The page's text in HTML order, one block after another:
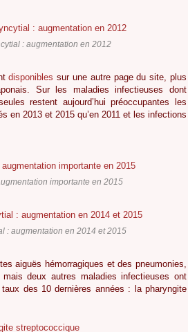
: augmentation en 2012
disponibles sur une autre page du site, plus
Sur les maladies infectieuses dont
restent aujourd’hui préoccupantes les
en 2013 et 2015 qu’en 2011 et les infections
importante en 2015
: augmentation en 2014 et 2015
aiguës hémorragiques et des pneumonies,
deux autres maladies infectieuses ont
des 10 dernières années : la pharyngite